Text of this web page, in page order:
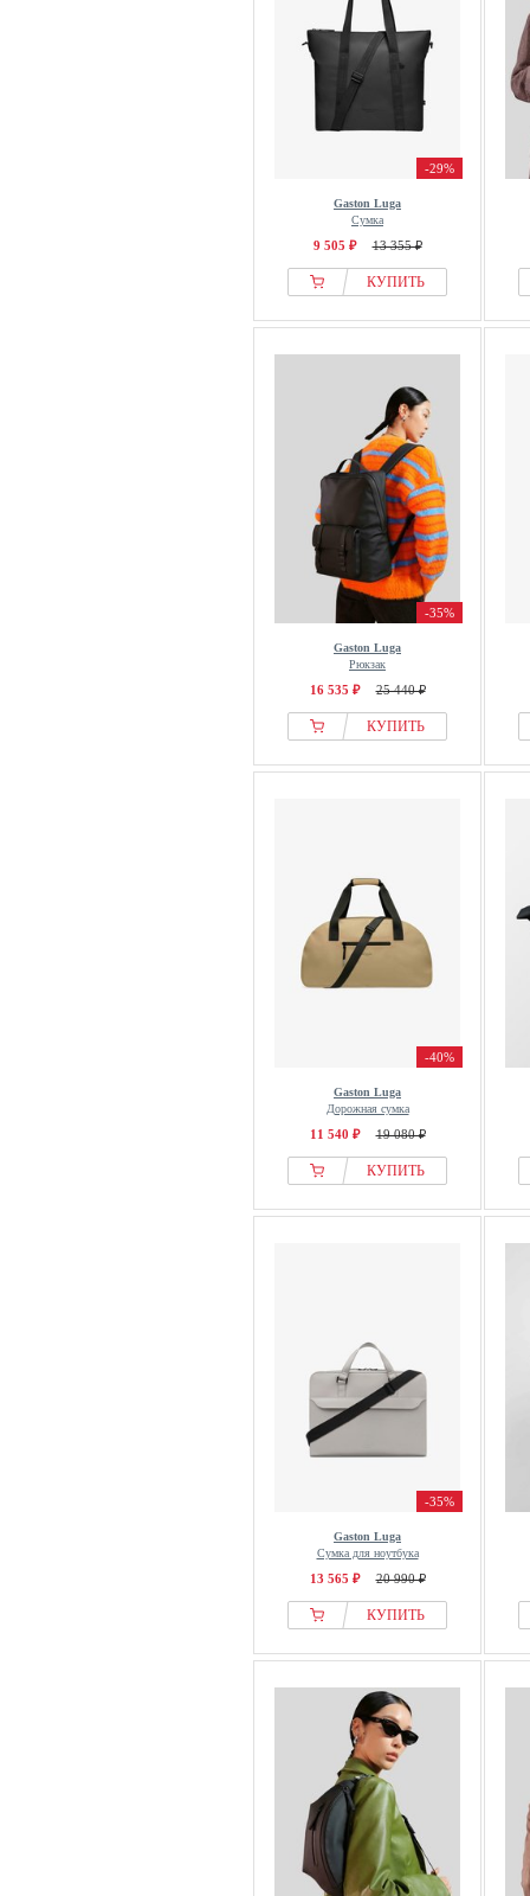
-29%
Gaston Luga
Сумка
9 505 ₽ 13 355 ₽
КУПИТЬ
-35%
Gaston Luga
Рюкзак
16 535 ₽ 25 440 ₽
КУПИТЬ
-40%
Gaston Luga
Дорожная сумка
11 540 ₽ 19 080 ₽
КУПИТЬ
-35%
Gaston Luga
Сумка для ноутбука
13 565 ₽ 20 990 ₽
КУПИТЬ